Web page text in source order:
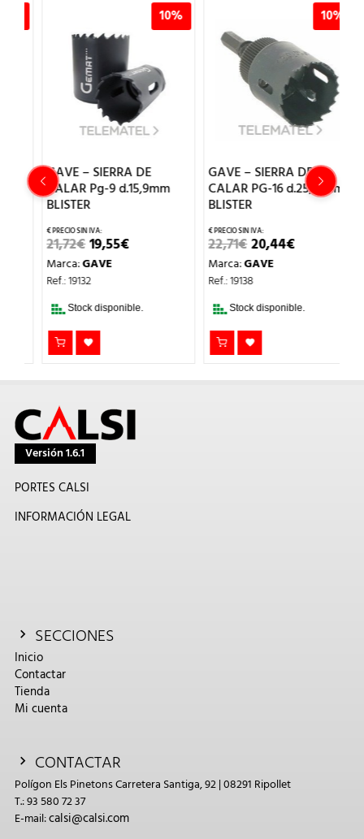
10%
GAVE – SIERRA DE
CALAR Pg-9 d.15,9mm
BLISTER
21,72€EL
PRECIO
ORIGINAL
ERA:
19,55€EL
PRECIO
ACTUAL
Marca:GAVE
Ref.: 19132
Stock disponible.
10%
GAVE – SIERRA DE
CALAR PG-16 d.25,4 mm
BLISTER
22,71€EL
PRECIO
ORIGINAL
ERA:
20,44€EL
PRECIO
Marca:GAVE
Ref.: 19138
Stock disponible.
Versión 1.6.1
PORTES CALSI
INFORMACIÓN LEGAL
SECCIONES
Inicio
Contactar
Tienda
Mi cuenta
CONTACTAR
Polígon Els Pinetons Carretera Santiga, 92 | 08291 Ripollet
T.: 93 580 72 37
E-mail:calsi@calsi.com